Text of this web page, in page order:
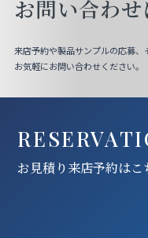
お問い合わ
来店予約や製品サンプルの応募、
お気軽にお問い合わせください。
お見積り来店予約はこ